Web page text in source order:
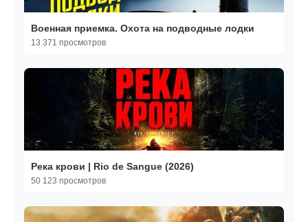
Военная приемка. Охота на подводные лодки
13 371 просмотров
Река крови | Rio de Sangue (2026)
50 123 просмотров